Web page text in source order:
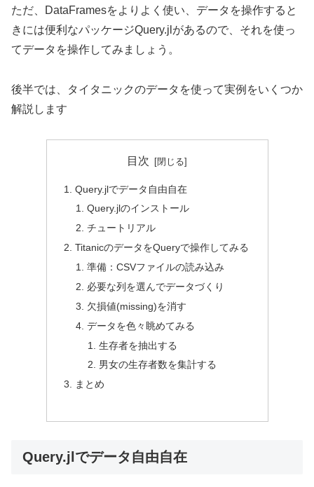
ただ、DataFramesをよりよく使い、データを操作すると
きには便利なパッケージQuery.jlがあるので、それを使っ
てデータを操作してみましょう。
後半では、タイタニックのデータを使って実例をいくつか
解説します
目次
Query.jlでデータ自由自在
Query.jlのインストール
チュートリアル
TitanicのデータをQueryで操作してみる
準備：CSVファイルの読み込み
必要な列を選んでデータづくり
欠損値(missing)を消す
データを色々眺めてみる
生存者を抽出する
男女の生存者数を集計する
まとめ
Query.jlでデータ自由自在